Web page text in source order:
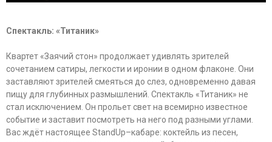
Спектакль: «Титаник»
Квартет «Заячий стон» продолжает удивлять зрителей
сочетанием сатиры, легкости и иронии в одном флаконе. Они
заставляют зрителей смеяться до слез, одновременно давая
пищу для глубинных размышлений. Спектакль «Титаник» не
стал исключением. Он прольет свет на всемирно известное
событие и заставит посмотреть на него под разными углами.
Вас ждёт настоящее StandUp–кабаре: коктейль из песен,